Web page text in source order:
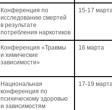
Конференция по
исследованию смертей
в результате
потребления наркотиков
15-17
Конференция «Травмы
и химические
зависимости»
16 марта
Национальная
конференция по
психическому здоровью
и зависимостям
17-19